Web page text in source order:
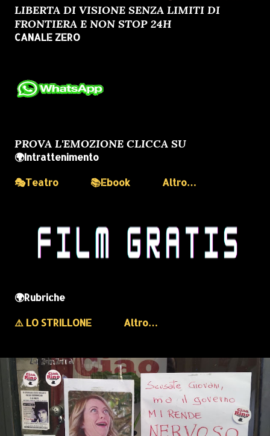
LIBERTA DI VISIONE SENZA LIMITI DI
FRONTIERA E NON STOP 24H
CANALE ZERO
PROVA L'EMOZIONE CLICCA SU
🌍Intrattenimento
🎭Teatro
📚Ebook Altro…
🌍Rubriche
⚠️ LO STRILLONE
Altro…